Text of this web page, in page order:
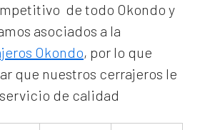
de todo Okondo y
asociados a la
Okondo, por lo que
que nuestros cerrajeros le
de calidad